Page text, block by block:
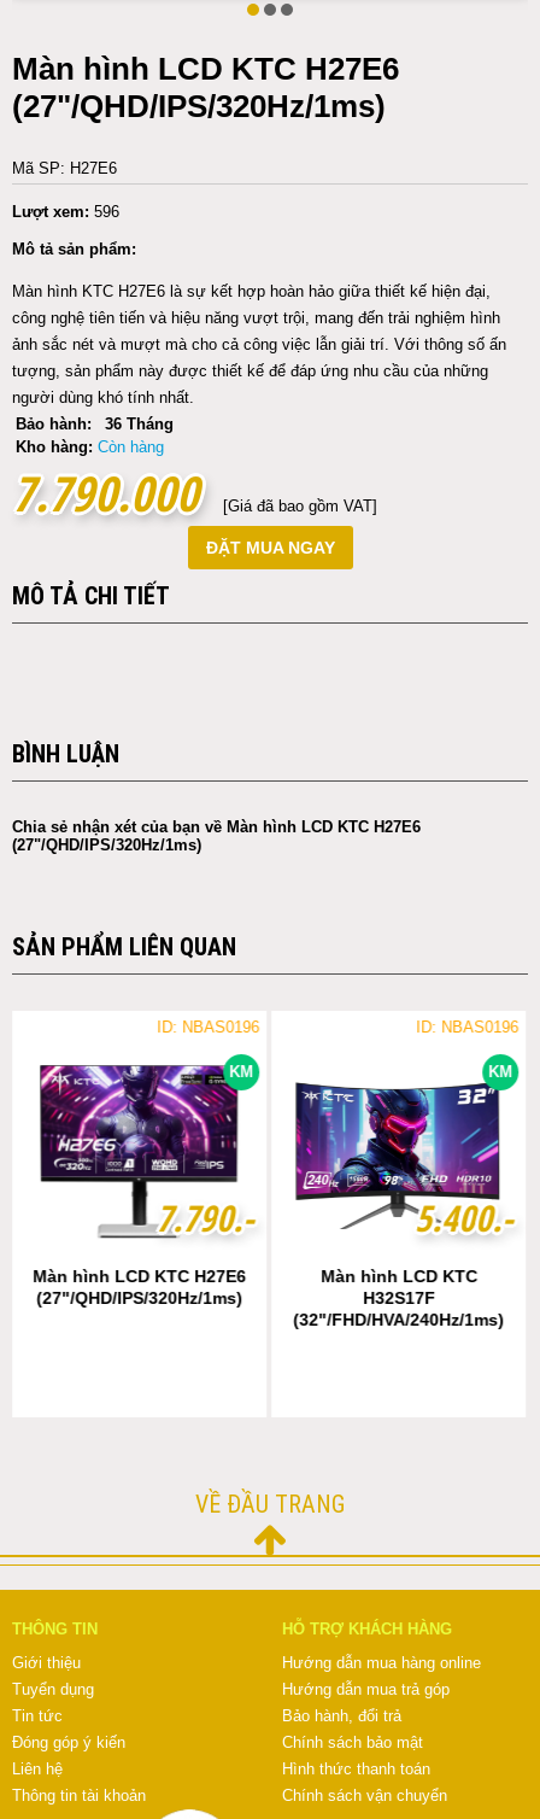
Màn hình LCD KTC H27E6
(27"/QHD/IPS/320Hz/1ms)
Mã SP: H27E6
Lượt xem: 596
Mô tả sản phẩm:
Màn hình KTC H27E6 là sự kết hợp hoàn hảo giữa thiết kế hiện đại,
công nghệ tiên tiến và hiệu năng vượt trội, mang đến trải nghiệm hình
ảnh sắc nét và mượt mà cho cả công việc lẫn giải trí. Với thông số ấn
tượng, sản phẩm này được thiết kế để đáp ứng nhu cầu của những
người dùng khó tính nhất.
Bảo hành:
36 Tháng
Kho hàng: Còn hàng
7.790.000
7.790.000 [Giá đã bao gồm VAT]
ĐẶT MUA NGAY
MÔ TẢ CHI TIẾT
BÌNH LUẬN
Chia sẻ nhận xét của bạn về Màn hình LCD KTC H27E6
(27"/QHD/IPS/320Hz/1ms)
SẢN PHẨM LIÊN QUAN
KM
ID: NBAS0196
7.790.-
7.790.-
Màn hình LCD KTC H27E6
(27"/QHD/IPS/320Hz/1ms)
KM
ID: NBAS0196
5.400.-
5.400.-
Màn hình LCD KTC
H32S17F
(32"/FHD/HVA/240Hz/1ms)
VỀ ĐẦU TRANG
THÔNG TIN
Giới thiệu
Tuyển dụng
Tin tức
Đóng góp ý kiến
Liên hệ
Thông tin tài khoản
HỖ TRỢ KHÁCH HÀNG
Hướng dẫn mua hàng online
Hướng dẫn mua trả góp
Bảo hành, đổi trả
Chính sách bảo mật
Hình thức thanh toán
Chính sách vận chuyển